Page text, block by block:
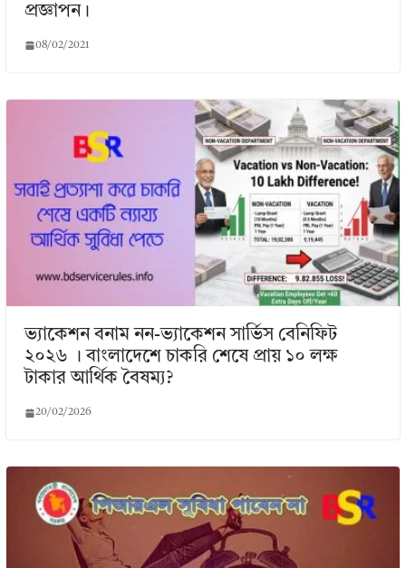
প্রজ্ঞাপন।
08/02/2021
ভ্যাকেশন বনাম নন-ভ্যাকেশন সার্ভিস বেনিফিট
২০২৬ । বাংলাদেশে চাকরি শেষে প্রায় ১০ লক্ষ
টাকার আর্থিক বৈষম্য?
20/02/2026